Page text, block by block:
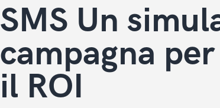
SMS Un
campagna
il ROI